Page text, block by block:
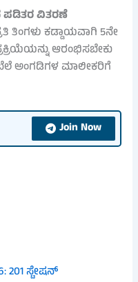
ಪಡಿತರ ವಿತರಣೆ
ತಿಂಗಳು ಕಡ್ಡಾಯವಾಗಿ 5ನೇ
ಆರಂಭಿಸಬೇಕು
ಅಂಗಡಿಗಳ ಮಾಲೀಕರಿಗೆ
Join Now